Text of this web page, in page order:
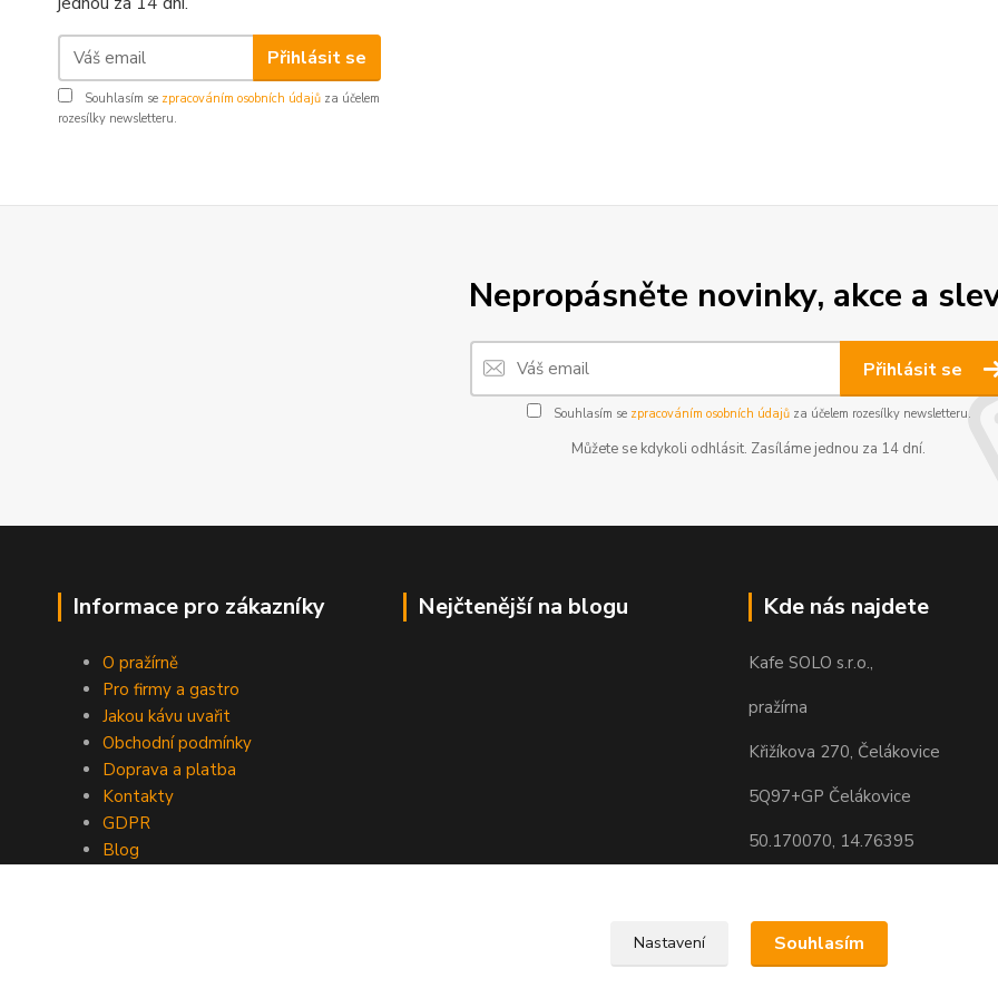
Přihlásit se
Souhlasím se zpracováním osobních údajů za účelem
rozesílky newsletteru.
Nepropásněte novinky, akce a
Přihlásit se
Souhlasím se zpracováním osobních údajůza účelem rozesílky newsletteru.
Můžete se kdykoli odhlásit. Zasíláme jednou za 14 dní.
Informace pro zákazníky
O pražírně
Pro firmy a gastro
Jakou kávu uvařit
Obchodní podmínky
Doprava a platba
Kontakty
GDPR
Blog
Nejčtenější na blogu Kde nás najdete
Kafe SOLO s.r.o.,
pražírna
Křižíkova 270, Čelákovice
5Q97+GP Čelákovice
50.170070, 14.76395
Nastavení Souhlasím